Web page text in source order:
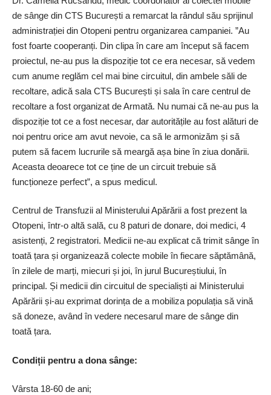
de sânge din CTS București a remarcat la rândul său sprijinul
administrației din Otopeni pentru organizarea campaniei. ”Au
fost foarte cooperanți. Din clipa în care am început să facem
proiectul, ne-au pus la dispoziție tot ce era necesar, să vedem
cum anume reglăm cel mai bine circuitul, din ambele săli de
recoltare, adică sala CTS București și sala în care centrul de
recoltare a fost organizat de Armată. Nu numai că ne-au pus la
dispoziție tot ce a fost necesar, dar autoritățile au fost alături de
noi pentru orice am avut nevoie, ca să le armonizăm și să
putem să facem lucrurile să meargă așa bine în ziua donării.
Aceasta deoarece tot ce ține de un circuit trebuie să
funcționeze perfect”, a spus medicul.
Centrul de Transfuzii al Ministerului Apărării a fost prezent la
Otopeni, într-o altă sală, cu 8 paturi de donare, doi medici, 4
asistenți, 2 registratori. Medicii ne-au explicat că trimit sânge în
toată țara și organizează colecte mobile în fiecare săptămână,
în zilele de marți, miecuri și joi, în jurul Bucureștiului, în
principal. Și medicii din circuitul de specialiști ai Ministerului
Apărării și-au exprimat dorința de a mobiliza populația să vină
să doneze, având în vedere necesarul mare de sânge din
toată țara.
Condiții pentru a dona sânge:
Vârsta 18-60 de ani;